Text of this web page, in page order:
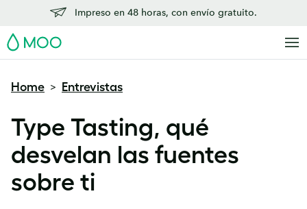
Impreso en 48 horas, con envío gratuito.
MOO
Home > Entrevistas
Type Tasting, qué
desvelan las fuentes
sobre ti